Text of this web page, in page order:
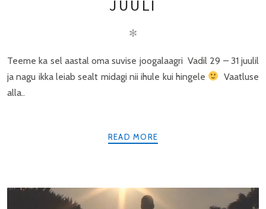
JUULI
✻
Teeme ka sel aastal oma suvise joogalaagri Vadil 29 – 31 juulil
ja nagu ikka leiab sealt midagi nii ihule kui hingele
Vaatluse
alla..
READ MORE